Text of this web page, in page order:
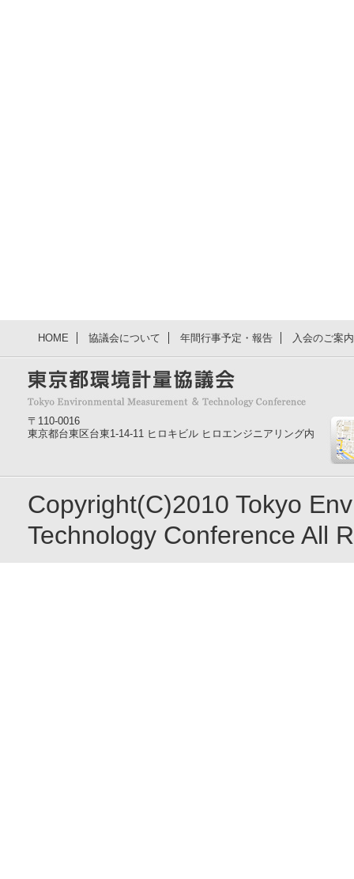
HOME 協議会について 年間行事予定・報告 入会のご案
〒110-0016
東京都台東区台東1-14-11 ヒロキビル ヒロエンジニアリング内
Copyright(C)2010 Tokyo
Technology Conference All